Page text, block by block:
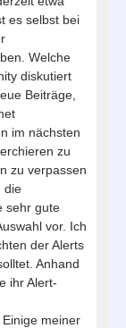
es selbst bei
Welche
diskutiert
Beiträge,
im nächsten
zu
zu verpassen
die
sehr gute
vor. Ich
der Alerts
Anhand
ihr Alert-
meiner